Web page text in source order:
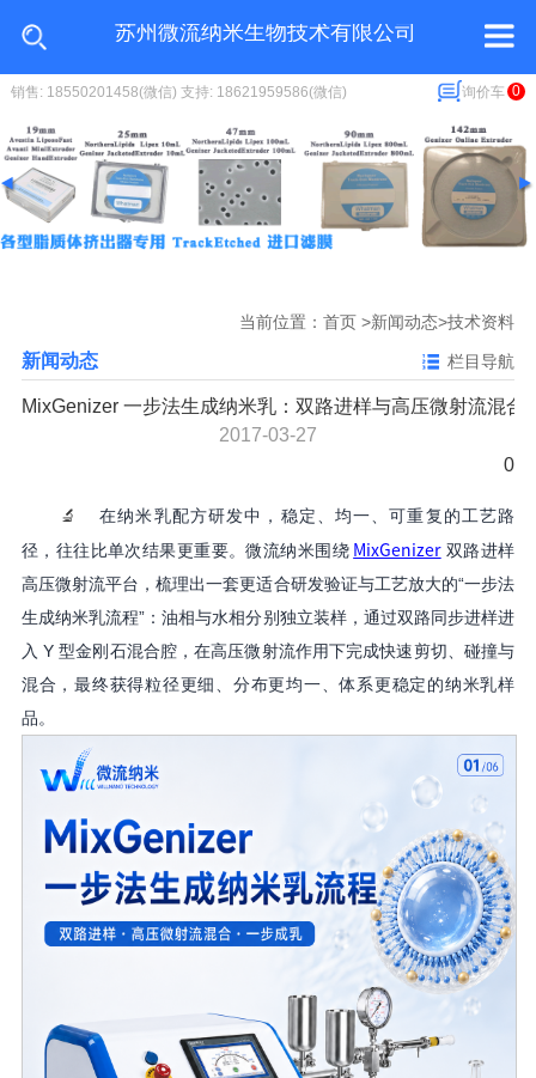
苏州微流纳米生物技术有限公司
销售: 18550201458(微信) 支持: 18621959586(微信) 询价车 0
当前位置：首页 >新闻动态>技术资料
新闻动态 栏目导航
MixGenizer 一步法生成纳米乳：双路进样与高压微射流混合
2017-03-27
0
🔬
在纳米乳配方研发中，稳定、均一、可重复的工艺路
径，往往比单次结果更重要。微流纳米围绕 MixGenizer 双路进样
高压微射流平台，梳理出一套更适合研发验证与工艺放大的“一步法
生成纳米乳流程”：油相与水相分别独立装样，通过双路同步进样进
入 Y 型金刚石混合腔，在高压微射流作用下完成快速剪切、碰撞与
混合，最终获得粒径更细、分布更均一、体系更稳定的纳米乳样
品。